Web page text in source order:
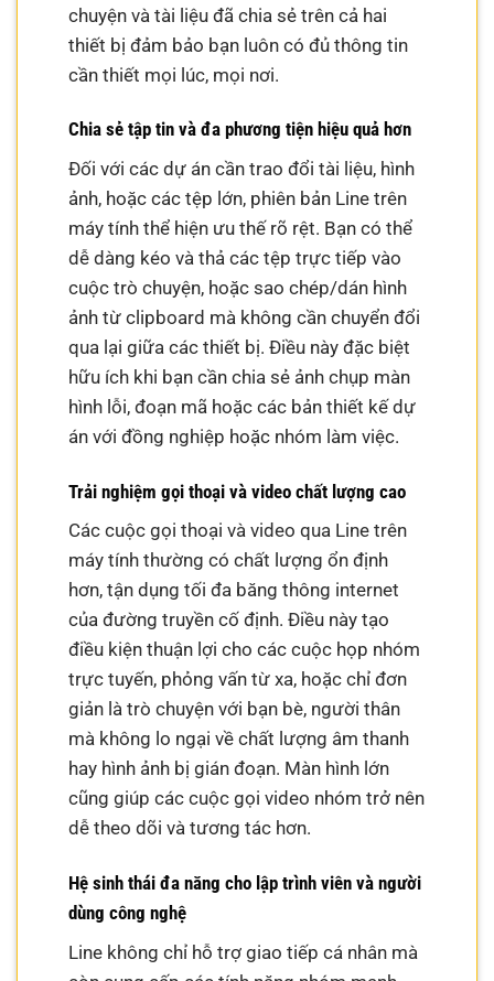
chuyện và tài liệu đã chia sẻ trên cả hai
thiết bị đảm bảo bạn luôn có đủ thông tin
cần thiết mọi lúc, mọi nơi.
Chia sẻ tập tin và đa phương tiện hiệu quả hơn
Đối với các dự án cần trao đổi tài liệu, hình
ảnh, hoặc các tệp lớn, phiên bản Line trên
máy tính thể hiện ưu thế rõ rệt. Bạn có thể
dễ dàng kéo và thả các tệp trực tiếp vào
cuộc trò chuyện, hoặc sao chép/dán hình
ảnh từ clipboard mà không cần chuyển đổi
qua lại giữa các thiết bị. Điều này đặc biệt
hữu ích khi bạn cần chia sẻ ảnh chụp màn
hình lỗi, đoạn mã hoặc các bản thiết kế dự
án với đồng nghiệp hoặc nhóm làm việc.
Trải nghiệm gọi thoại và video chất lượng cao
Các cuộc gọi thoại và video qua Line trên
máy tính thường có chất lượng ổn định
hơn, tận dụng tối đa băng thông internet
của đường truyền cố định. Điều này tạo
điều kiện thuận lợi cho các cuộc họp nhóm
trực tuyến, phỏng vấn từ xa, hoặc chỉ đơn
giản là trò chuyện với bạn bè, người thân
mà không lo ngại về chất lượng âm thanh
hay hình ảnh bị gián đoạn. Màn hình lớn
cũng giúp các cuộc gọi video nhóm trở nên
dễ theo dõi và tương tác hơn.
Hệ sinh thái đa năng cho lập trình viên và người
dùng công nghệ
Line không chỉ hỗ trợ giao tiếp cá nhân mà